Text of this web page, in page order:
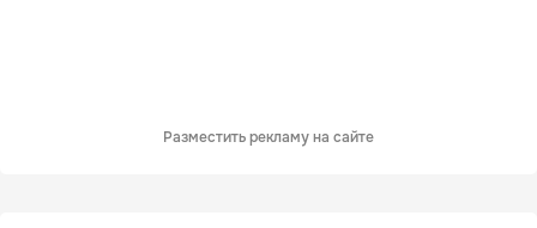
Разместить рекламу на сайте